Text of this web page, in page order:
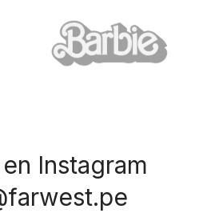
Instagram